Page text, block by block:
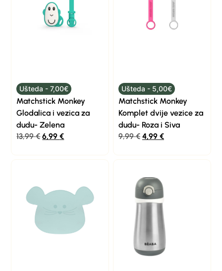
Ušteda - 7,00€
Matchstick Monkey
Glodalica i vezica za
dudu- Zelena
13,99€ 6,99€
Ušteda - 5,00€
Matchstick Monkey
Komplet dvije vezice za
dudu- Roza i Siva
9,99€ 4,99 €